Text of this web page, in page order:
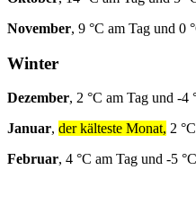
November, 9 °C am Tag und 0
Winter
Dezember, 2 °C am Tag und -4
Januar, der kälteste Monat, 2
Februar, 4 °C am Tag und -5